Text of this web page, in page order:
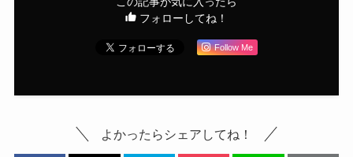
フォローしてね！
Follow Me
よかったらシェアしてね！